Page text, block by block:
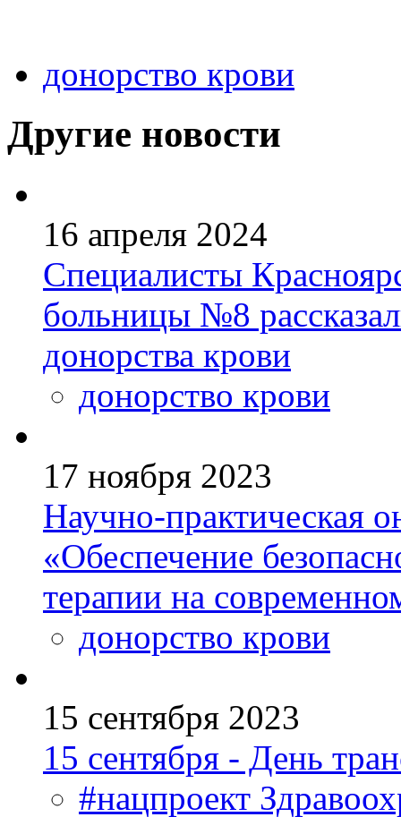
донорство крови
Другие новости
16 апреля 2024
Специалисты
больницы №8
донорства крови
донорство крови
17 ноября 2023
Научно-практическая
«Обеспечение
терапии на
донорство крови
15 сентября 2023
15 сентября - День
#нацпроект